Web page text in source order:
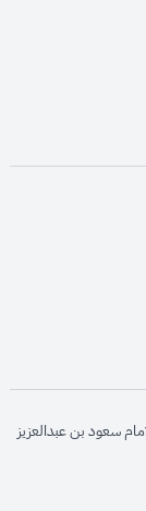
opens
سعود بن عبدالعزيز